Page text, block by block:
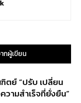
กผู้เขียน
ย์ “ปรับ เปลี่ยน
ามสำเร็จที่ยั่งยืน”